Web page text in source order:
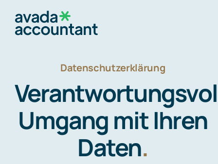
Startseite
Über mich
Rechtsgebiete
Datenschutzerklärung
Umgang mit Ihren
Daten.